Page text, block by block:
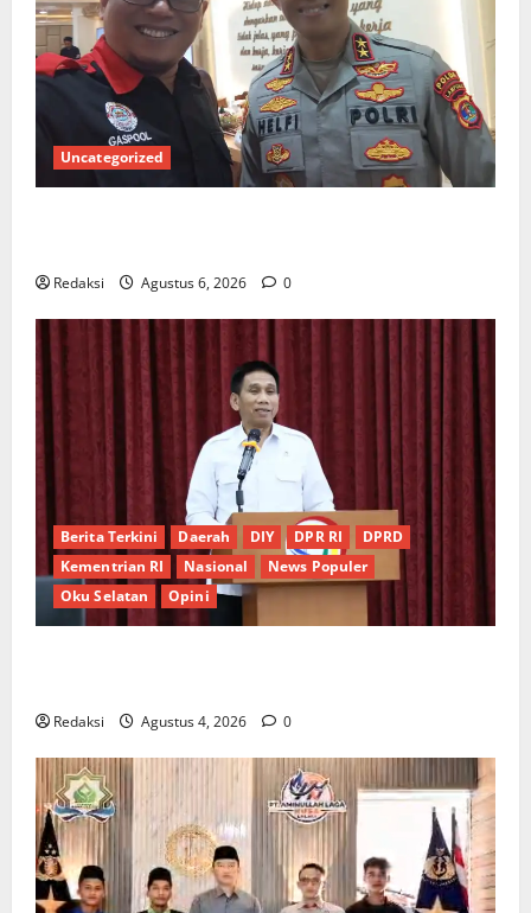
Uncategorized
Redaksi Agustus 6, 2026 0
Berita Terkini Daerah DIY DPR RI
DPRD
Kementrian RI
Nasional
News Populer
Oku Selatan
Opini
Redaksi Agustus 4, 2026 0